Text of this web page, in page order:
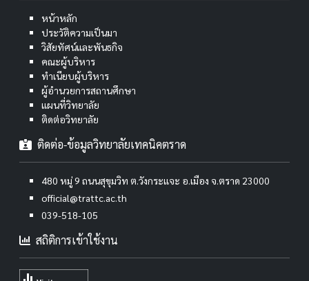
หน้าหลัก
ประวัติความเป็นมา
วิสัยทัศน์และพันธกิจ
คณะผู้บริหาร
ทำเนียบผู้บริหาร
ผู้อำนวยการสถานศึกษา
แผนที่วิทยาลัย
ติดต่อวิทยาลัย
ติดต่อ-ข้อมูลวิทยาลัยเทคนิคตราด
480 หมู่ 9 ถนนสุขุมวิท ต.วังกระแจะ อ.เมือง จ.ตราด 23000
official@trattc.ac.th
039-518-105
สถิติการเข้าใช้งาน